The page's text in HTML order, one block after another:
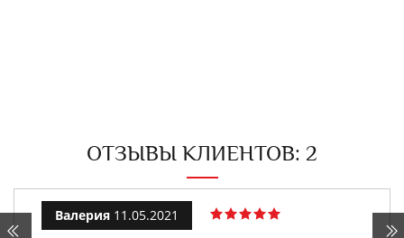
ОТЗЫВЫ КЛИЕНТОВ: 2
Валерия 11.05.2021